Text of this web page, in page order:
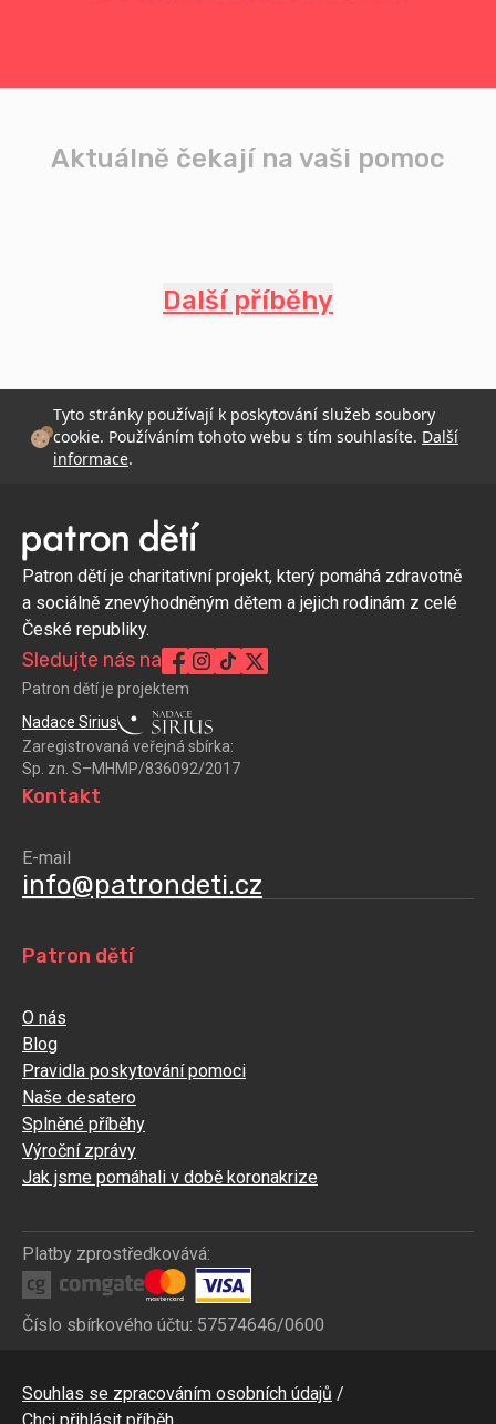
Aktuálně čekají na vaši pomoc
Další příběhy
Tyto stránky používají k poskytování služeb soubory
cookie. Používáním tohoto webu s tím souhlasíte. Další
informace.
Patron dětí je charitativní projekt, který pomáhá zdravotně
a sociálně znevýhodněným dětem a jejich rodinám z celé
České republiky.
Sledujte nás na
Patron dětí je projektem
Nadace Sirius
Zaregistrovaná veřejná sbírka:
Sp. zn. S–MHMP/836092/2017
Patron dětí
O nás
Blog
Pravidla poskytování pomoci
Naše desatero
Splněné příběhy
Výroční zprávy
Jak jsme pomáhali v době koronakrize
Kontakt
E-mail
info@patrondeti.cz
Platby zprostředkovává:
Číslo sbírkového účtu: 57574646/0600
Bottom
CZ
Souhlas se zpracováním osobních údajů
Chci přihlásit příběh